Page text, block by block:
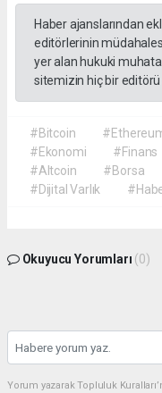
Haber ajanslarından
editörlerinin
yer alan hukuki
sitemizin hiç bir
#Bitcoin
#Ekonomi
#Finans
#Altcoin
#Borsa
#Dijital Varlık
Okuyucu Yorumları (0)
Yorum yazarak Topluluk